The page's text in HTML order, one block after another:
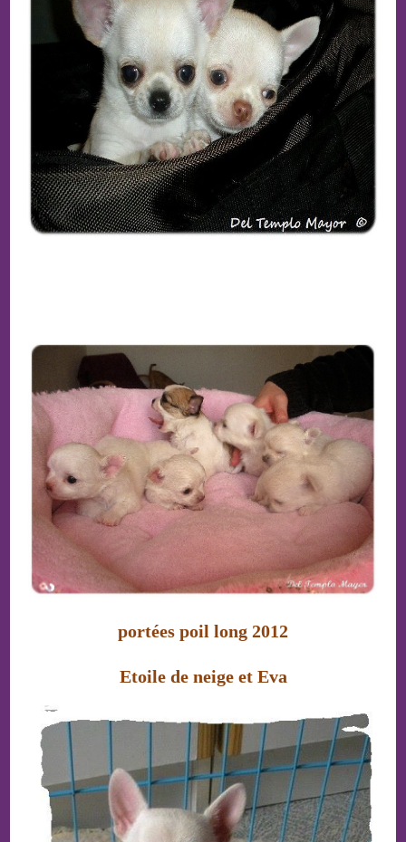
portées poil long 2012
Etoile de neige et Eva